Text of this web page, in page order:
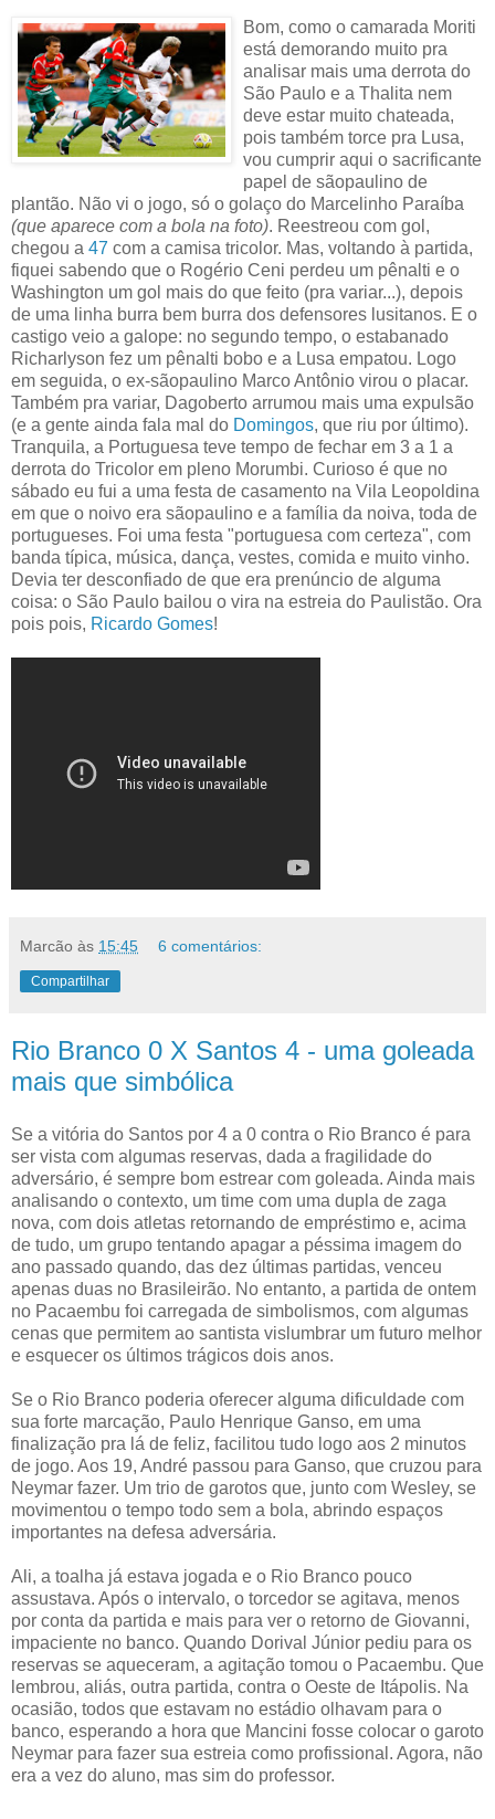
Bom, como o camarada Moriti
está demorando muito pra
analisar mais uma derrota do
São Paulo e a Thalita nem
deve estar muito chateada,
pois também torce pra Lusa,
vou cumprir aqui o sacrificante
papel de sãopaulino de
plantão. Não vi o jogo, só o golaço do Marcelinho Paraíba
(que aparece com a bola na foto). Reestreou com gol,
chegou a 47 com a camisa tricolor. Mas, voltando à partida,
fiquei sabendo que o Rogério Ceni perdeu um pênalti e o
Washington um gol mais do que feito (pra variar...), depois
de uma linha burra bem burra dos defensores lusitanos. E o
castigo veio a galope: no segundo tempo, o estabanado
Richarlyson fez um pênalti bobo e a Lusa empatou. Logo
em seguida, o ex-sãopaulino Marco Antônio virou o placar.
Também pra variar, Dagoberto arrumou mais uma expulsão
(e a gente ainda fala mal do Domingos, que riu por último).
Tranquila, a Portuguesa teve tempo de fechar em 3 a 1 a
derrota do Tricolor em pleno Morumbi. Curioso é que no
sábado eu fui a uma festa de casamento na Vila Leopoldina
em que o noivo era sãopaulino e a família da noiva, toda de
portugueses. Foi uma festa "portuguesa com certeza", com
banda típica, música, dança, vestes, comida e muito vinho.
Devia ter desconfiado de que era prenúncio de alguma
coisa: o São Paulo bailou o vira na estreia do Paulistão. Ora
pois pois, Ricardo Gomes!
Marcão às 15:45 6 comentários:
Compartilhar
Rio Branco 0 X Santos 4 - uma goleada
mais que simbólica
Se a vitória do Santos por 4 a 0 contra o Rio Branco é para
ser vista com algumas reservas, dada a fragilidade do
adversário, é sempre bom estrear com goleada. Ainda mais
analisando o contexto, um time com uma dupla de zaga
nova, com dois atletas retornando de empréstimo e, acima
de tudo, um grupo tentando apagar a péssima imagem do
ano passado quando, das dez últimas partidas, venceu
apenas duas no Brasileirão. No entanto, a partida de ontem
no Pacaembu foi carregada de simbolismos, com algumas
cenas que permitem ao santista vislumbrar um futuro melhor
e esquecer os últimos trágicos dois anos.
Se o Rio Branco poderia oferecer alguma dificuldade com
sua forte marcação, Paulo Henrique Ganso, em uma
finalização pra lá de feliz, facilitou tudo logo aos 2 minutos
de jogo. Aos 19, André passou para Ganso, que cruzou para
Neymar fazer. Um trio de garotos que, junto com Wesley, se
movimentou o tempo todo sem a bola, abrindo espaços
importantes na defesa adversária.
Ali, a toalha já estava jogada e o Rio Branco pouco
assustava. Após o intervalo, o torcedor se agitava, menos
por conta da partida e mais para ver o retorno de Giovanni,
impaciente no banco. Quando Dorival Júnior pediu para os
reservas se aqueceram, a agitação tomou o Pacaembu. Que
lembrou, aliás, outra partida, contra o Oeste de Itápolis. Na
ocasião, todos que estavam no estádio olhavam para o
banco, esperando a hora que Mancini fosse colocar o garoto
Neymar para fazer sua estreia como profissional. Agora, não
era a vez do aluno, mas sim do professor.